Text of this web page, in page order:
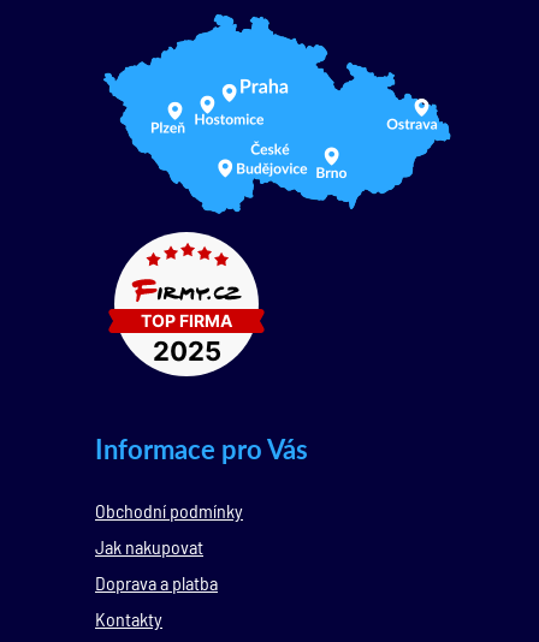
Informace pro Vás
Obchodní podmínky
Jak nakupovat
Doprava a platba
Kontakty